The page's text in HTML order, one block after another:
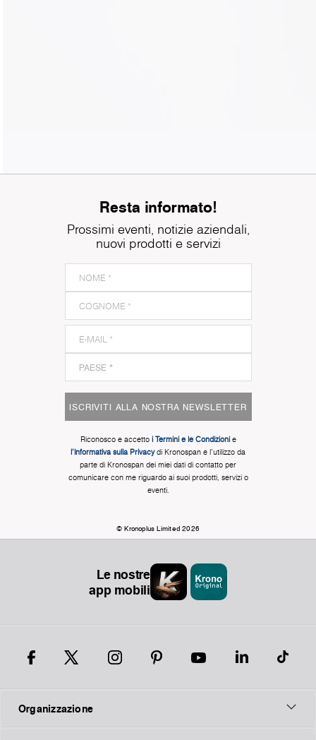
Resta informato!
Prossimi eventi, notizie aziendali,
nuovi prodotti e servizi
ISCRIVITI ALLA NOSTRA NEWSLETTER
Riconosco e accetto i Termini e le Condizionie
l'Informativa sulla Privacydi Kronospan e l'utilizzo da
parte di Kronospan dei miei dati di contatto per
comunicare con me riguardo ai suoi prodotti, servizi o
eventi.
© Kronoplus Limited 2026
Le nostre
app mobili
Organizzazione